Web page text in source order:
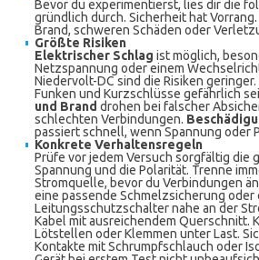
Bevor du experimentierst, lies dir die
gründlich durch. Sicherheit hat
Brand, schweren Schäden oder
Größte Risiken
Elektrischer Schlag ist möglich,
Netzspannung oder einem
Niedervolt-DC sind die Risiken
Funken und Kurzschlüsse gefährlich
und Brand drohen bei falscher
schlechten Verbindungen.
passiert schnell, wenn Spannung oder
Konkrete Verhaltensregeln
Prüfe vor jedem Versuch sorgfältig die
Spannung und die Polarität. Trenne
Stromquelle, bevor du Verbindungen
eine passende Schmelzsicherung oder
Leitungsschutzschalter nahe an der
Kabel mit ausreichendem Querschnitt.
Lötstellen oder Klemmen unter Last.
Kontakte mit Schrumpfschlauch oder